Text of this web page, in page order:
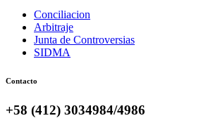
Conciliacion
Arbitraje
Junta de Controversias
SIDMA
Contacto
+58 (412) 3034984/4986